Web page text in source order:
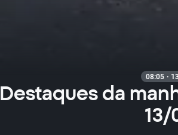
08:05 ·
Destaques da
13/